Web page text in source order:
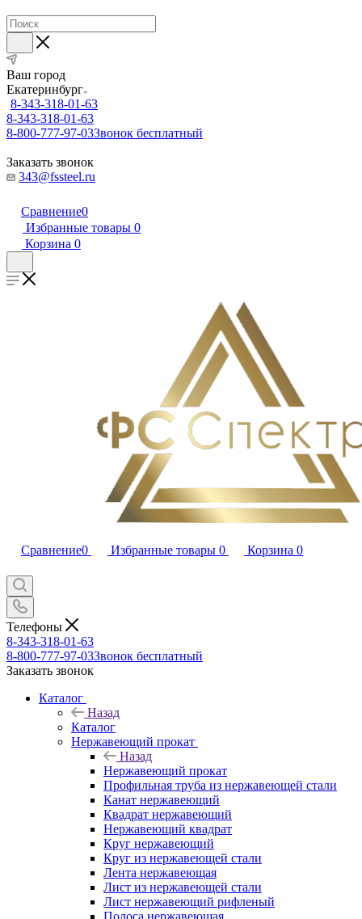
Ваш город
Екатеринбург
8-343-318-01-63
8-343-318-01-63
8-800-777-97-03Звонок бесплатный
Заказать звонок
343@fssteel.ru
Сравнение0
Избранные товары 0
Корзина 0
Сравнение0 Избранные товары 0 Корзина 0
Телефоны
8-343-318-01-63
8-800-777-97-03Звонок бесплатный
Заказать звонок
Каталог
Назад
Каталог
Нержавеющий прокат
Назад
Нержавеющий прокат
Профильная труба из нержавеющей стали
Канат нержавеющий
Квадрат нержавеющий
Нержавеющий квадрат
Круг нержавеющий
Круг из нержавеющей стали
Лента нержавеющая
Лист из нержавеющей стали
Лист нержавеющий рифленый
Полоса нержавеющая